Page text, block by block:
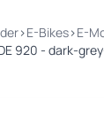
›E-Bikes›E-
920 - dark-